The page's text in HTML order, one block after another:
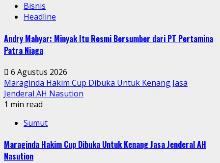
Bisnis
Headline
Andry Mahyar: Minyak Itu Resmi Bersumber dari PT Pertamina
Patra Niaga
6 Agustus 2026
Maraginda Hakim Cup Dibuka Untuk Kenang Jasa
Jenderal AH Nasution
1 min read
Sumut
Maraginda Hakim Cup Dibuka Untuk Kenang Jasa Jenderal AH
Nasution